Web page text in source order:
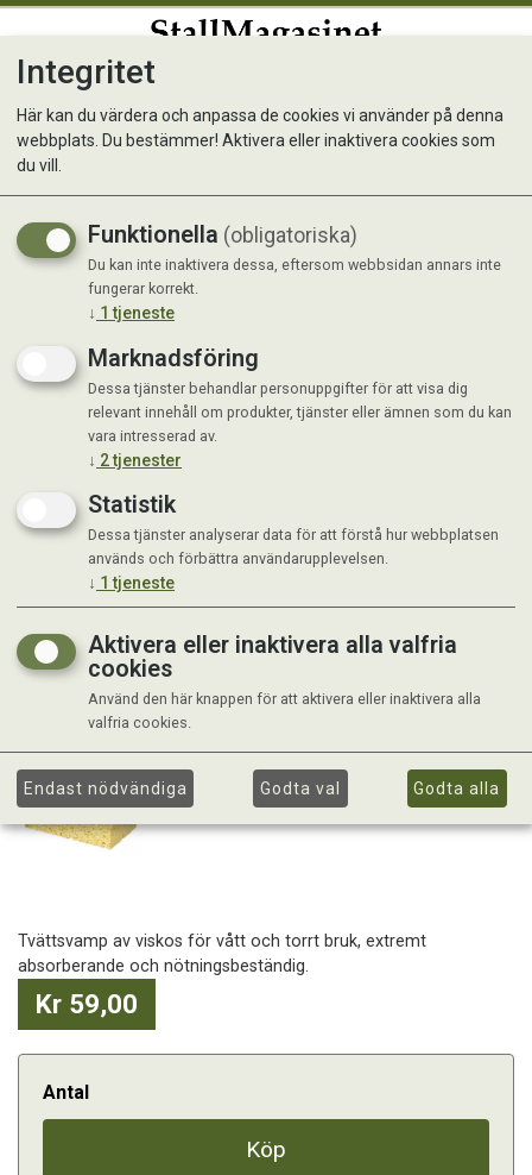
Tvättsvamp av viskos
Tvättsvamp av viskos för vått och torrt bruk, extremt
absorberande och nötningsbeständig.
Kr 59,00
Antal
Köp
Integritet
Här kan du värdera och anpassa de cookies vi använder på denna
webbplats. Du bestämmer! Aktivera eller inaktivera cookies som
du vill.
Funktionella (obligatoriska)
Du kan inte inaktivera dessa, eftersom webbsidan annars inte
fungerar korrekt.
↓ 1 tjeneste
Marknadsföring
Dessa tjänster behandlar personuppgifter för att visa dig
relevant innehåll om produkter, tjänster eller ämnen som du kan
vara intresserad av.
↓ 2tjenester
Statistik
Dessa tjänster analyserar data för att förstå hur webbplatsen
används och förbättra användarupplevelsen.
↓ 1 tjeneste
Aktivera eller inaktivera alla valfria
cookies
Använd den här knappen för att aktivera eller inaktivera alla
valfria cookies.
Endast nödvändiga Godta val Godta alla